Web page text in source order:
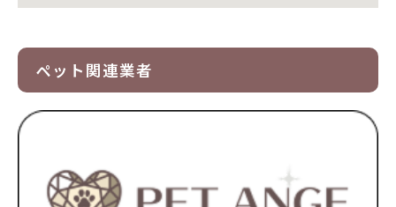
ペット関連業者